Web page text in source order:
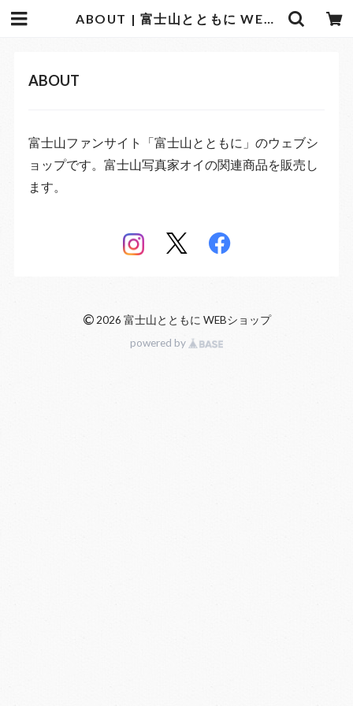
ABOUT | 富士山とともに WEBショップ
ABOUT
富士山ファンサイト「富士山とともに」のウェブシ
ョップです。富士山写真家オイの関連商品を販売し
ます。
©2026 富士山とともに WEBショップ
powered by